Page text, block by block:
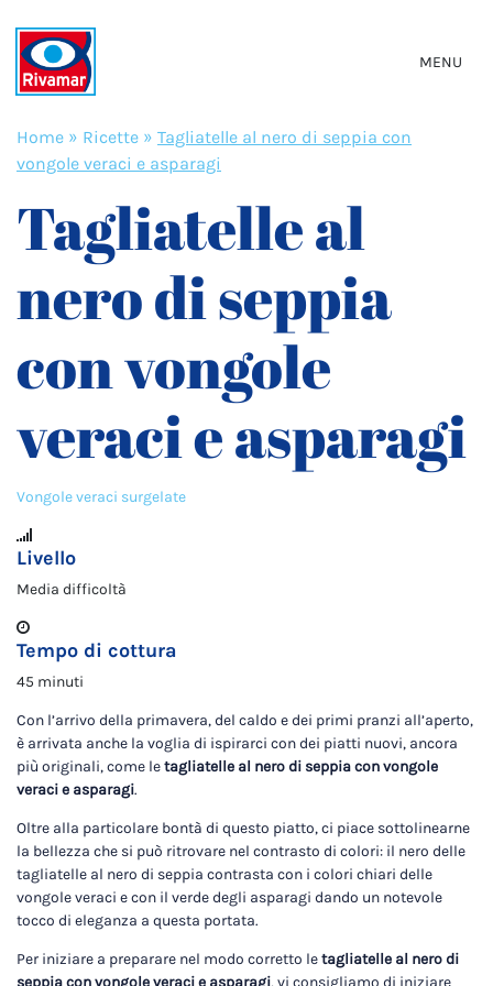
MENU
Home » Ricette » Tagliatelle al nero di seppia con
vongole veraci e asparagi
Tagliatelle al
nero di seppia
con vongole
veraci e asparagi
Vongole veraci surgelate
Livello
Media difficoltà
Tempo di cottura
45 minuti
Con l’arrivo della primavera, del caldo e dei primi pranzi all’aperto,
è arrivata anche la voglia di ispirarci con dei piatti nuovi, ancora
più originali, come letagliatelle al nero di seppia con vongole
veraci e asparagi.
Oltre alla particolare bontà di questo piatto, ci piace sottolinearne
la bellezza che si può ritrovare nel contrasto di colori: il nero delle
tagliatelle al nero di seppia contrasta con i colori chiari delle
vongole veraci e con il verde degli asparagi dando un notevole
tocco di eleganza a questa portata.
Per iniziare a preparare nel modo corretto letagliatelle al nero di
seppia con vongole veraci e asparagi, vi consigliamo di iniziare